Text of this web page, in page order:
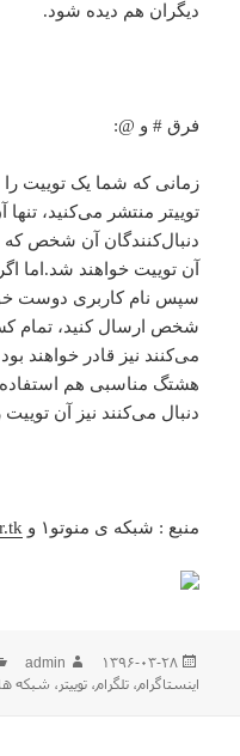
دیگران هم دیده شود.
فرق # و @:
زمانی که شما یک توییت
توییتر منتشر می‌کنید،
دنبال‌کنندگان آن شخص که
آن توییت خواهند شد.اما
سپس نام کاربری دوست
شخص ارسال کنید، تمام
می‌کنند نیز قادر خواهند
هشتگ مناسبی هم استفاده
دنبال می‌کنند نیز آن توییت
منبع : شبکه ی منوتو۱ و
ارسال
شده
۱۳۹۶-۰۳-۲۸ نویسنده
admin
اینستاگرام،تلگرام،توییتر ، شبکه